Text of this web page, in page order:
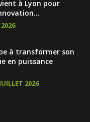
à Lyon pour
à transformer son
en puissance
2026